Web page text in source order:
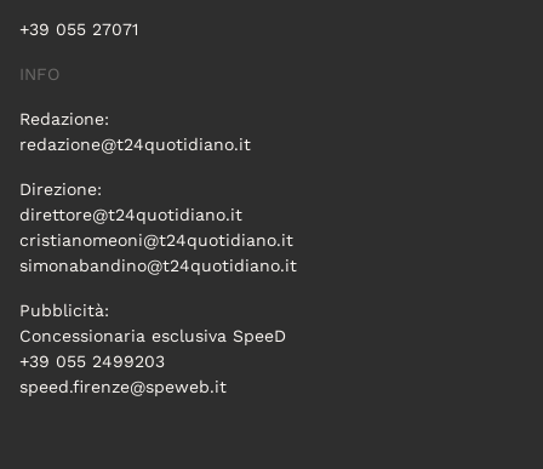
+39 055 27071
INFO
Redazione:
redazione@t24quotidiano.it
Direzione:
direttore@t24quotidiano.it
cristianomeoni@t24quotidiano.it
simonabandino@t24quotidiano.it
Pubblicità:
Concessionaria esclusiva SpeeD
+39 055 2499203
speed.firenze@speweb.it